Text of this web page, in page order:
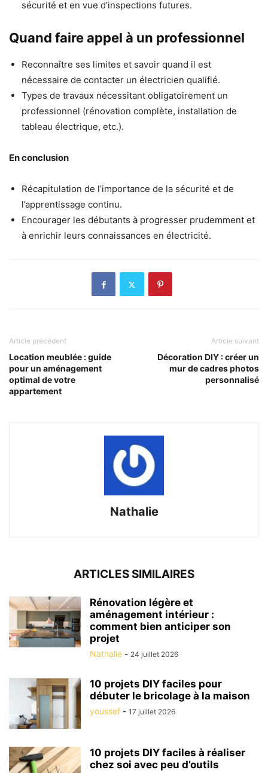
sécurité et en vue d’inspections futures.
Quand faire appel à un professionnel
Reconnaître ses limites et savoir quand il est
nécessaire de contacter un électricien qualifié.
Types de travaux nécessitant obligatoirement un
professionnel (rénovation complète, installation de
tableau électrique, etc.).
En conclusion
Récapitulation de l’importance de la sécurité et de
l’apprentissage continu.
Encourager les débutants à progresser prudemment et
à enrichir leurs connaissances en électricité.
Article précédent
Location meublée : guide
pour un aménagement
optimal de votre
appartement
Article suivant
Décoration DIY : créer un
mur de cadres photos
personnalisé
Nathalie
ARTICLES SIMILAIRES
Rénovation légère et
aménagement intérieur :
comment bien anticiper son
projet
Nathalie - 24 juillet 2026
10 projets DIY faciles pour
débuter le bricolage à la maison
youssef - 17 juillet 2026
10 projets DIY faciles à réaliser
chez soi avec peu d’outils